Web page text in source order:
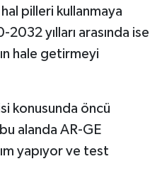
pilleri kullanmaya
yılları arasında ise
hale getirmeyi
konusunda öncü
alanda AR-GE
yapıyor ve test